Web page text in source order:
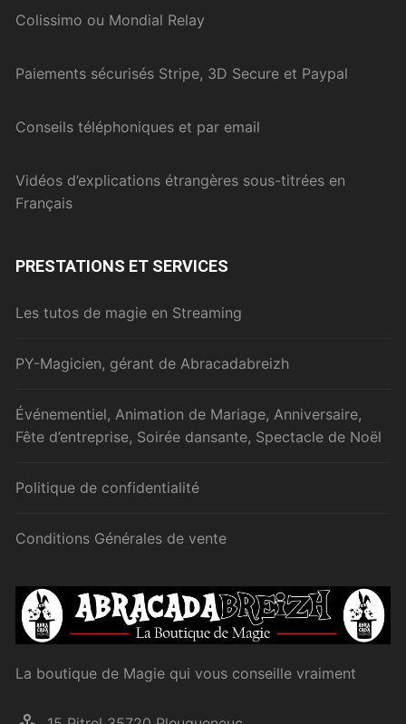
Colissimo ou Mondial Relay
Paiements sécurisés Stripe, 3D Secure et Paypal
Conseils téléphoniques et par email
Vidéos d’explications étrangères sous-titrées en
Français
PRESTATIONS ET SERVICES
Les tutos de magie en Streaming
PY-Magicien, gérant de Abracadabreizh
Événementiel, Animation de Mariage, Anniversaire,
Fête d’entreprise, Soirée dansante, Spectacle de Noël
Politique de confidentialité
Conditions Générales de vente
La boutique de Magie qui vous conseille vraiment